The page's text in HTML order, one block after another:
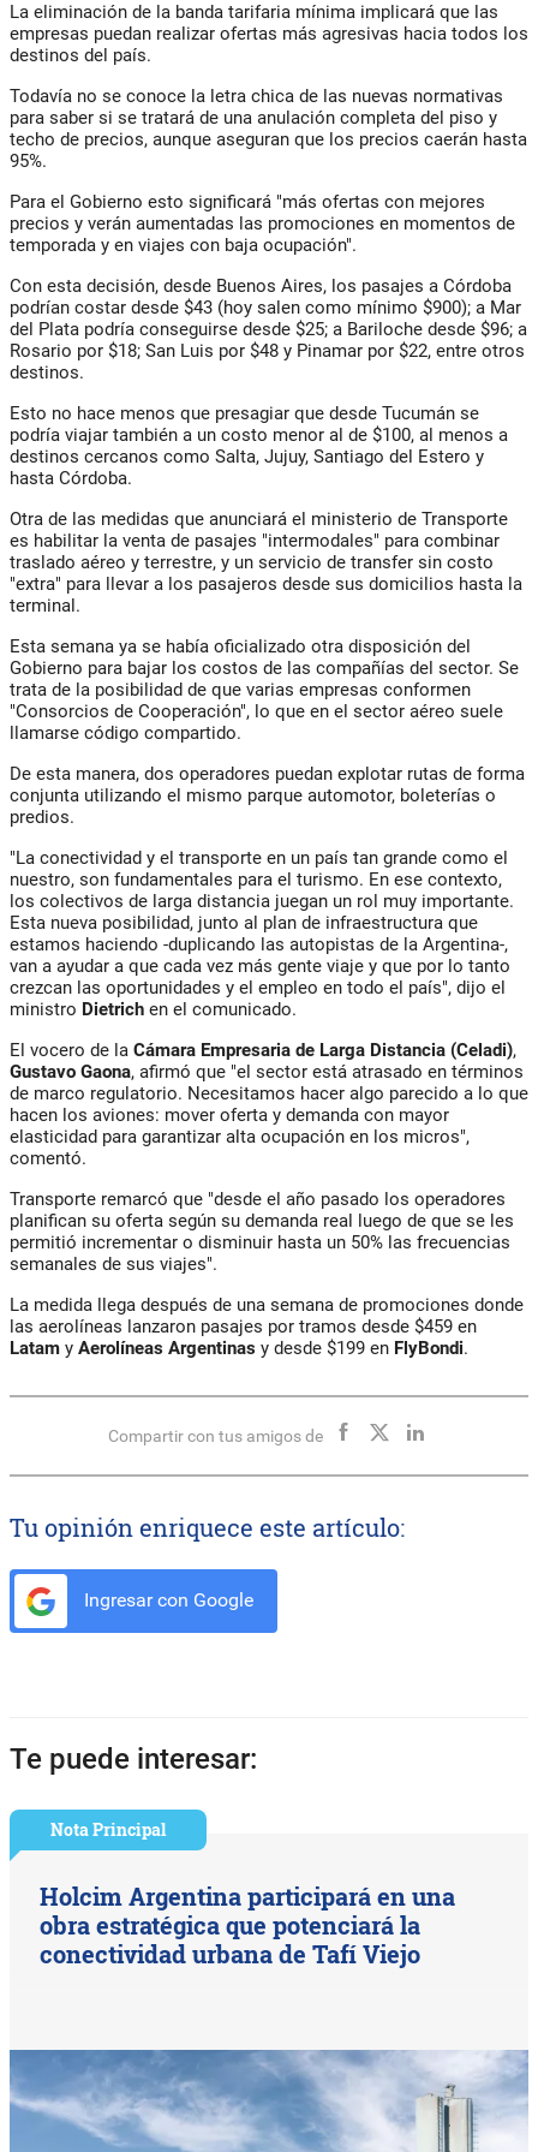
La eliminación de la banda tarifaria mínima implicará que las
empresas puedan realizar ofertas más agresivas hacia todos los
destinos del país.
Todavía no se conoce la letra chica de las nuevas normativas
para saber si se tratará de una anulación completa del piso y
techo de precios, aunque aseguran que los precios caerán hasta
95%.
Para el Gobierno esto significará "más ofertas con mejores
precios y verán aumentadas las promociones en momentos de
temporada y en viajes con baja ocupación".
Con esta decisión, desde Buenos Aires, los pasajes a Córdoba
podrían costar desde $43 (hoy salen como mínimo $900); a Mar
del Plata podría conseguirse desde $25; a Bariloche desde $96; a
Rosario por $18; San Luis por $48 y Pinamar por $22, entre otros
destinos.
Esto no hace menos que presagiar que desde Tucumán se
podría viajar también a un costo menor al de $100, al menos a
destinos cercanos como Salta, Jujuy, Santiago del Estero y
hasta Córdoba.
Otra de las medidas que anunciará el ministerio de Transporte
es habilitar la venta de pasajes "intermodales" para combinar
traslado aéreo y terrestre, y un servicio de transfer sin costo
"extra" para llevar a los pasajeros desde sus domicilios hasta la
terminal.
Esta semana ya se había oficializado otra disposición del
Gobierno para bajar los costos de las compañías del sector. Se
trata de la posibilidad de que varias empresas conformen
"Consorcios de Cooperación", lo que en el sector aéreo suele
llamarse código compartido.
De esta manera, dos operadores puedan explotar rutas de forma
conjunta utilizando el mismo parque automotor, boleterías o
predios.
"La conectividad y el transporte en un país tan grande como el
nuestro, son fundamentales para el turismo. En ese contexto,
los colectivos de larga distancia juegan un rol muy importante.
Esta nueva posibilidad, junto al plan de infraestructura que
estamos haciendo -duplicando las autopistas de la Argentina-,
van a ayudar a que cada vez más gente viaje y que por lo tanto
crezcan las oportunidades y el empleo en todo el país", dijo el
ministro Dietrich en el comunicado.
El vocero de la Cámara Empresaria de Larga Distancia (Celadi),
Gustavo Gaona, afirmó que "el sector está atrasado en términos
de marco regulatorio. Necesitamos hacer algo parecido a lo que
hacen los aviones: mover oferta y demanda con mayor
elasticidad para garantizar alta ocupación en los micros",
comentó.
Transporte remarcó que "desde el año pasado los operadores
planifican su oferta según su demanda real luego de que se les
permitió incrementar o disminuir hasta un 50% las frecuencias
semanales de sus viajes".
La medida llega después de una semana de promociones donde
las aerolíneas lanzaron pasajes por tramos desde $459 en
Latam y Aerolíneas Argentinas y desde $199 en FlyBondi.
Compartir con tus amigos de
Tu opinión enriquece este artículo:
Ingresar con Google
Te puede interesar:
Nota Principal
Holcim Argentina participará en una
obra estratégica que potenciará la
conectividad urbana de Tafí Viejo